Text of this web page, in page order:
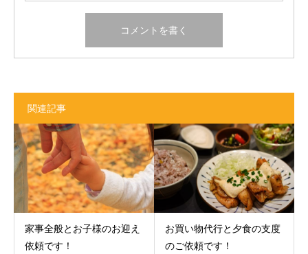
関連記事
家事全般とお子様のお迎え
依頼です！
お買い物代行と夕食の支度
のご依頼です！